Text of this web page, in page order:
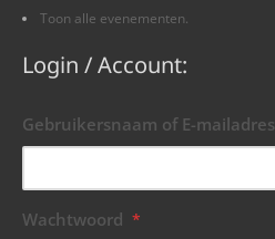
Toon alle evenementen.
Login / Account:
Gebruikersnaam of E-mailadres
Wachtwoord *